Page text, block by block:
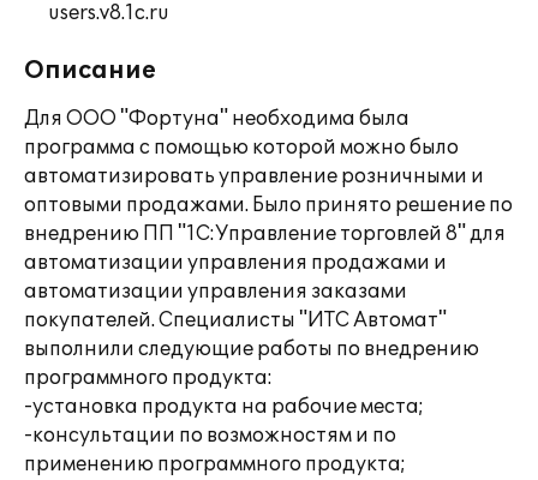
users.v8.1c.ru
Описание
Для ООО "Фортуна" необходима была
программа с помощью которой можно было
автоматизировать управление розничными и
оптовыми продажами. Было принято решение по
внедрению ПП "1C:Управление торговлей 8" для
автоматизации управления продажами и
автоматизации управления заказами
покупателей. Специалисты "ИТС Автомат"
выполнили следующие работы по внедрению
программного продукта:
-установка продукта на рабочие места;
-консультации по возможностям и по
применению программного продукта;